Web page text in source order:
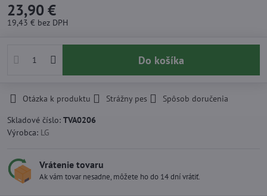
23,90 €
19,43 € bez DPH
Do košíka
Otázka k produktu Strážny pes
Spôsob doručenia
Skladové číslo: TVA0206
Výrobca: LG
Vrátenie tovaru
Ak vám tovar nesadne, môžete ho do 14 dní vrátiť.